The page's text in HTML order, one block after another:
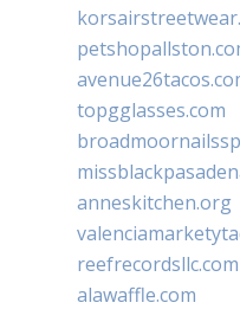
topgglasses.com
anneskitchen.org
reefrecordsllc.com
alawaffle.com